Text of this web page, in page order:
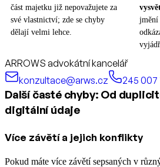
část majetku již nepovažujete za
své vlastnictví; zde se chyby
dělají velmi lehce.
jmění
ARROWS advokátní kancelář
konzultace@arws.cz
245 007
Další časté chyby: Od
digitální údaje
Více závětí a jejich konflikty
Pokud máte více závětí sepsaných v